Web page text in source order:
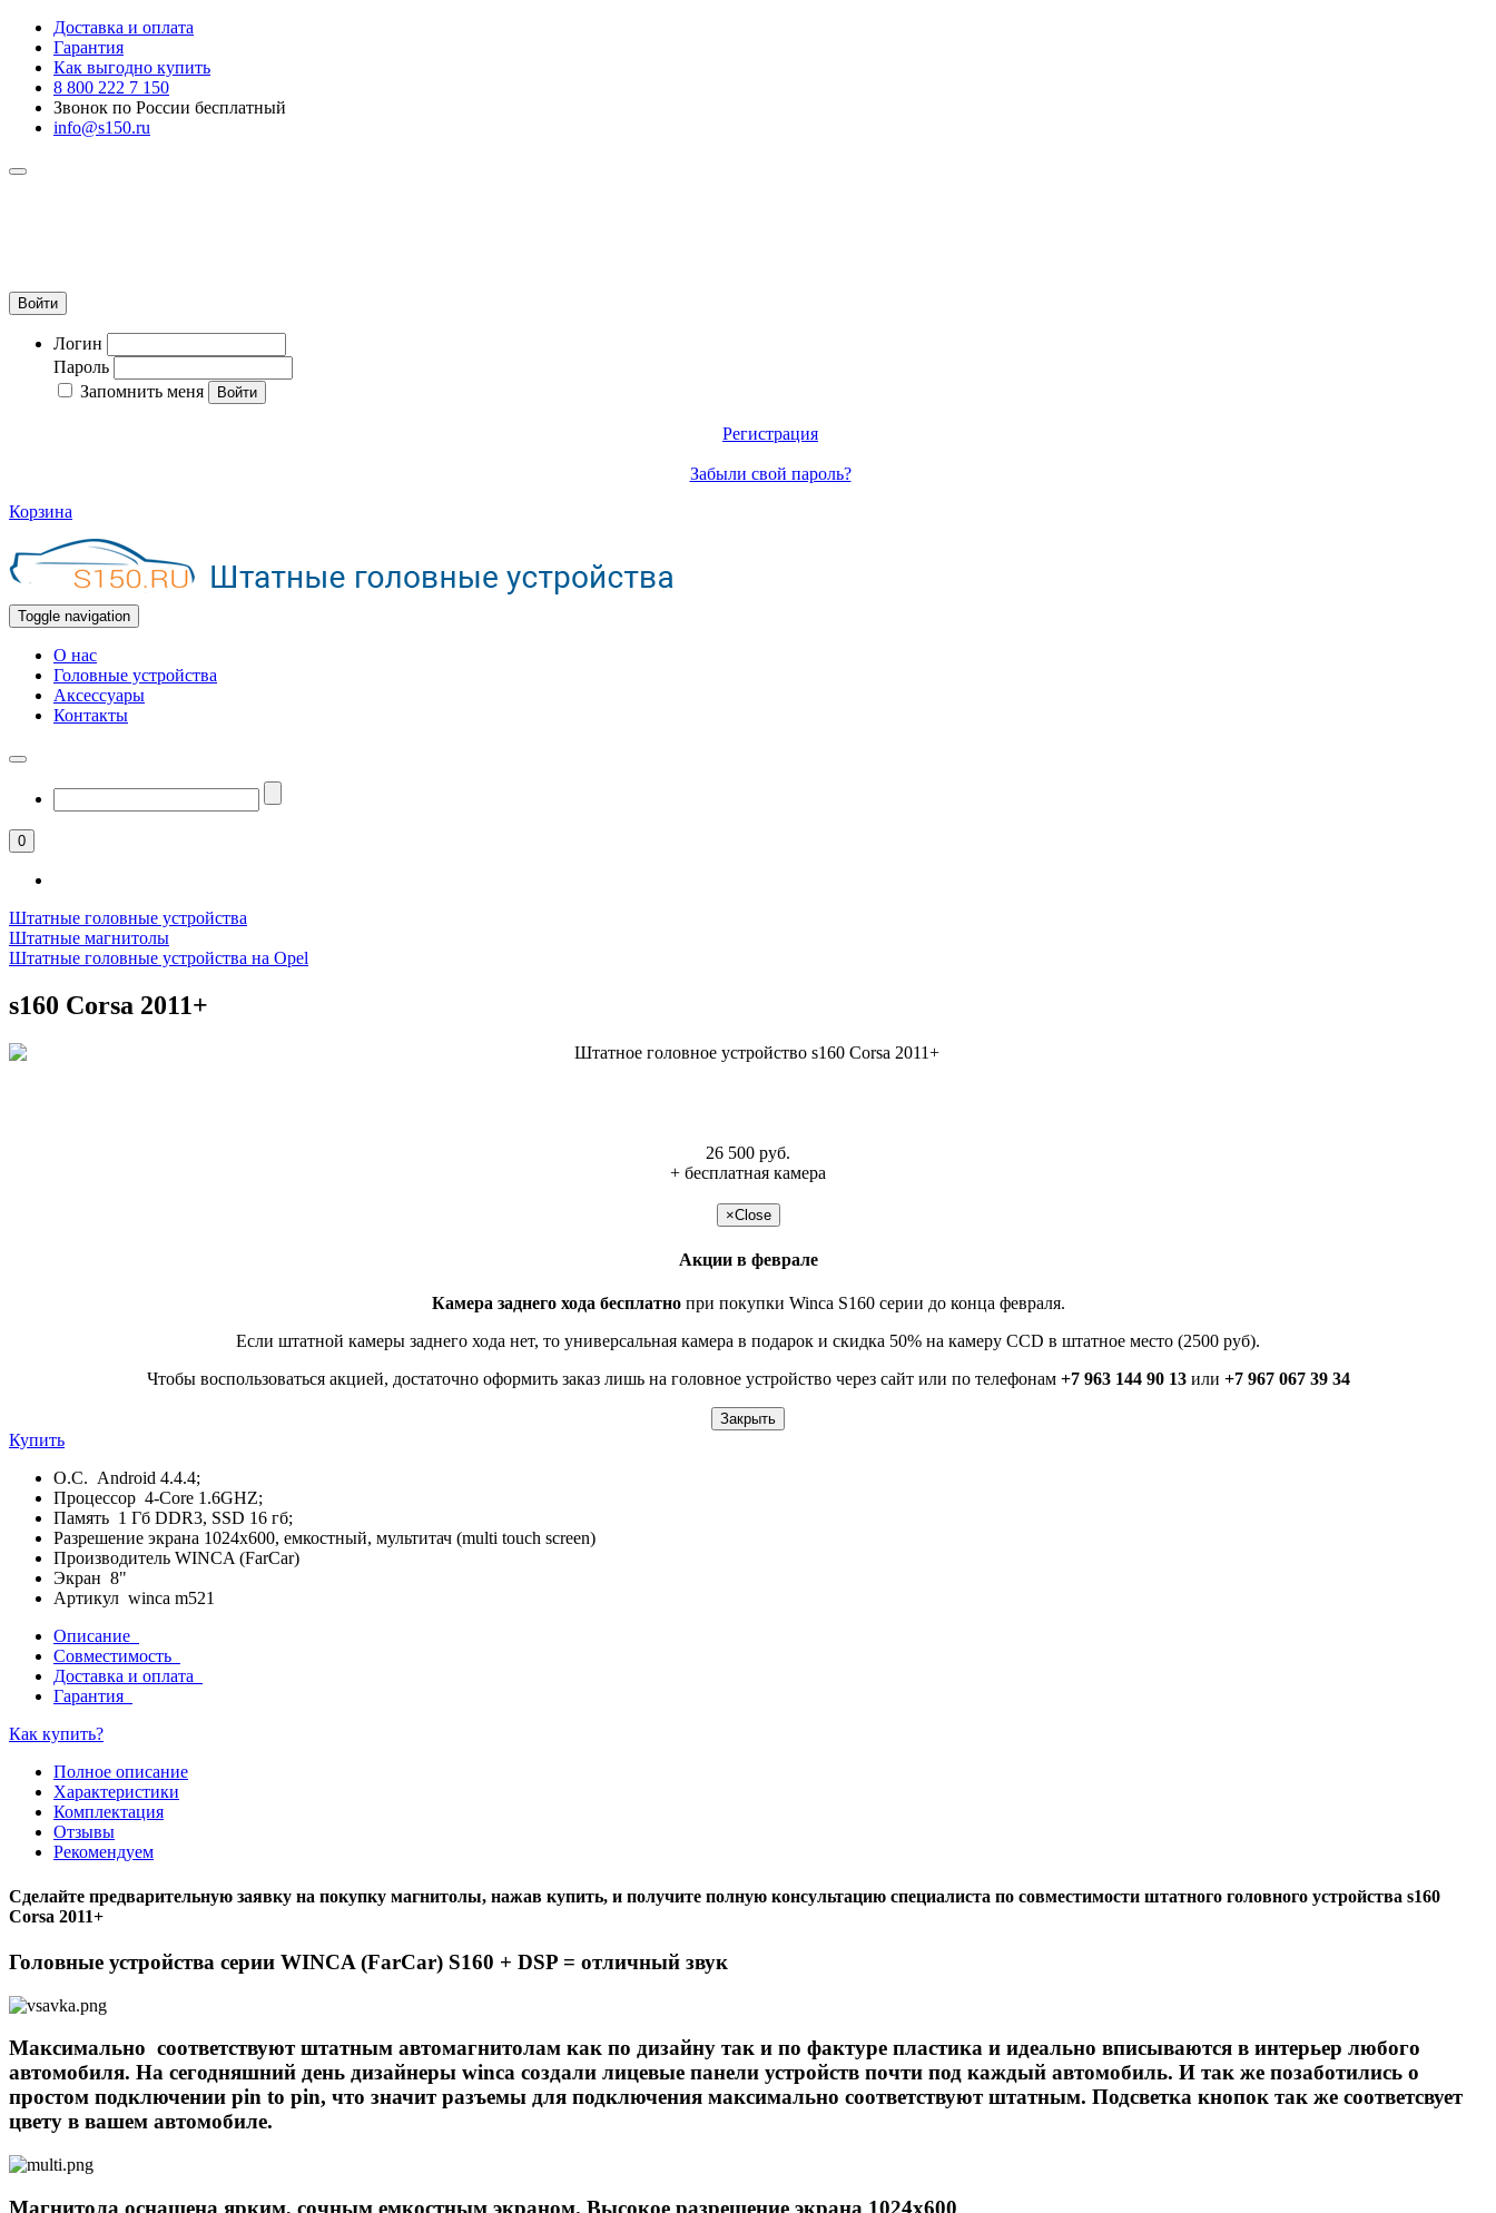
Доставка и оплата
Гарантия
Как выгодно купить
8 800 222 7 150
Звонок по России бесплатный
info@s150.ru
Войти
Логин
Пароль
Запомнить меня
Регистрация
Забыли свой пароль?
Корзина
Toggle navigation
О нас
Головные устройства
Аксессуары
Контакты
0
Штатные головные устройства
Штатные магнитолы
Штатные головные устройства на Opel
s160 Corsa 2011+
26 500 руб.
+ бесплатная камера
×Close
Акции в феврале
Камера заднего хода бесплатнопри покупки Winca S160 серии до конца февраля.
Если штатной камеры заднего хода нет, то универсальная камера в подарок и скидка 50% на камеру CCD в штатное место (2500 руб).
Чтобы воспользоваться акцией, достаточно оформить заказ лишь на головное устройство через сайт или по телефонам +7 963 144 90 13или +7 967 067 39 34
Закрыть
Купить
О.С. Android 4.4.4;
Процессор 4-Core 1.6GHZ;
Память 1 Гб DDR3, SSD 16 гб;
Разрешение экрана 1024x600, емкостный, мультитач (multi touch screen)
Производитель WINCA (FarCar)
Экран 8"
Артикул winca m521
Описание
Совместимость
Доставка и оплата
Гарантия
Как купить?
Полное описание
Характеристики
Комплектация
Отзывы
Рекомендуем
Сделайте предварительную заявку на покупку магнитолы, нажав купить, и получите полную консультацию специалиста по совместимости штатного головного устройства s160
Corsa 2011+
Головные устройства серии WINCA (FarCar) S160 + DSP = отличный звук
Максимально соответствуют штатным автомагнитолам как по дизайну так и по фактуре пластика и идеально вписываются в интерьер любого
автомобиля. На сегодняшний день дизайнеры winca создали лицевые панели устройств почти под каждый автомобиль. И так же позаботились о
простом подключении pin to pin, что значит разъемы для подключения максимально соответствуют штатным. Подсветка кнопок так же соответсвует
цвету в вашем автомобиле.
Магнитола оснащена ярким, сочным емкостным экраном. Высокое разрешение экрана 1024х600